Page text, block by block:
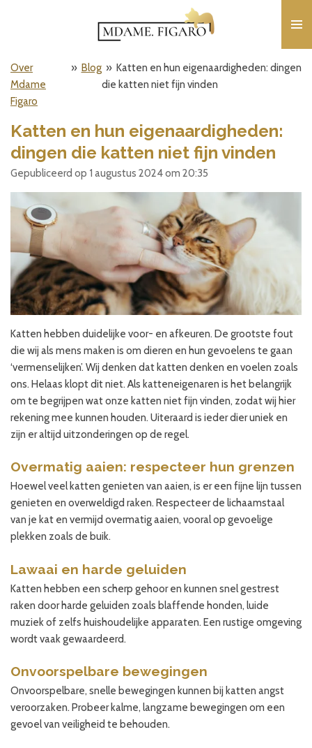
de
hoofdinhoud
Over
Mdame
Figaro
» Blog » Katten en hun eigenaardigheden: dingen
die katten niet fijn vinden
Katten en hun eigenaardigheden:
dingen die katten niet fijn vinden
Gepubliceerd op 1 augustus 2024 om 20:35
Katten hebben duidelijke voor- en afkeuren. De grootste fout
die wij als mens maken is om dieren en hun gevoelens te gaan
‘vermenselijken’. Wij denken dat katten denken en voelen zoals
ons. Helaas klopt dit niet. Als katteneigenaren is het belangrijk
om te begrijpen wat onze katten niet fijn vinden, zodat wij hier
rekening mee kunnen houden. Uiteraard is ieder dier uniek en
zijn er altijd uitzonderingen op de regel.
Overmatig aaien: respecteer hun grenzen
Hoewel veel katten genieten van aaien, is er een fijne lijn tussen
genieten en overweldigd raken. Respecteer de lichaamstaal
van je kat en vermijd overmatig aaien, vooral op gevoelige
plekken zoals de buik.
Lawaai en harde geluiden
Katten hebben een scherp gehoor en kunnen snel gestrest
raken door harde geluiden zoals blaffende honden, luide
muziek of zelfs huishoudelijke apparaten. Een rustige omgeving
wordt vaak gewaardeerd.
Onvoorspelbare bewegingen
Onvoorspelbare, snelle bewegingen kunnen bij katten angst
veroorzaken. Probeer kalme, langzame bewegingen om een
gevoel van veiligheid te behouden.